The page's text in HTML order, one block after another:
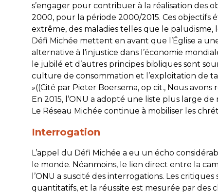
s’engager pour contribuer à la réalisation des
2000, pour la période 2000/2015. Ces
extrême, des maladies telles que le paludisme,
Défi Michée mettent en avant que l’Église a
alternative à l’injustice dans l’économie
le jubilé et d’autres principes bibliques sont
culture de consommation et l’exploitation de
»((Cité par Pieter Boersema, op cit., Nous
En 2015, l’ONU a adopté une liste plus large
Le Réseau Michée continue à mobiliser les
Interrogation
L’appel du Défi Michée a eu un écho
le monde. Néanmoins, le lien direct entre la
l’ONU a suscité des interrogations. Les
quantitatifs, et la réussite est mesurée par des